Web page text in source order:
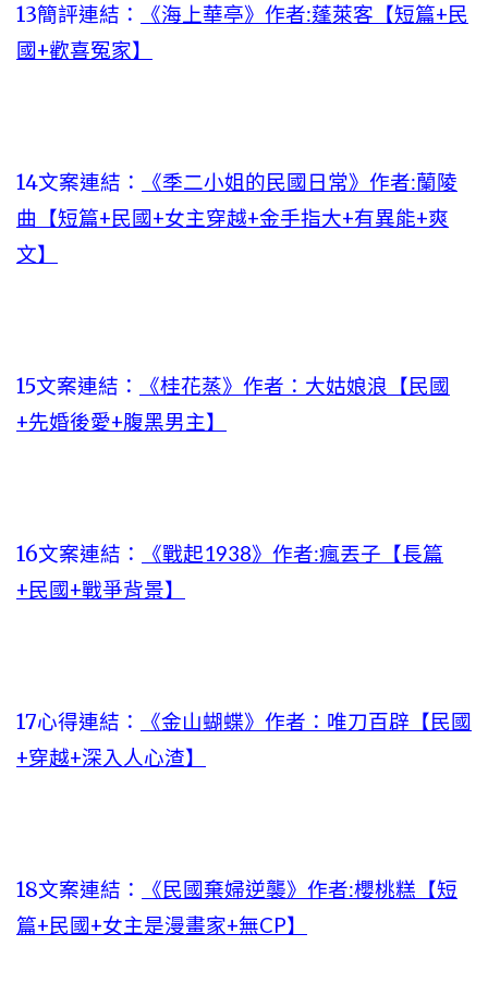
13簡評連結：
《海上華亭》作者:蓬萊客【短篇+民
國+歡喜冤家】
14文案連結：
《季二小姐的民國日常》作者:蘭陵
曲【短篇+民國+女主穿越+金手指大+有異能+爽
文】
15文案連結：
《桂花蒸》作者：大姑娘浪【民國
+先婚後愛+腹黑男主】
16文案連結：
《戰起1938》作者:瘋丟子【長篇
+民國+戰爭背景】
17心得連結：
《金山蝴蝶》作者：唯刀百辟【民國
+穿越+深入人心渣】
18文案連結：
《民國棄婦逆襲》作者:櫻桃糕【短
篇+民國+女主是漫畫家+無CP】